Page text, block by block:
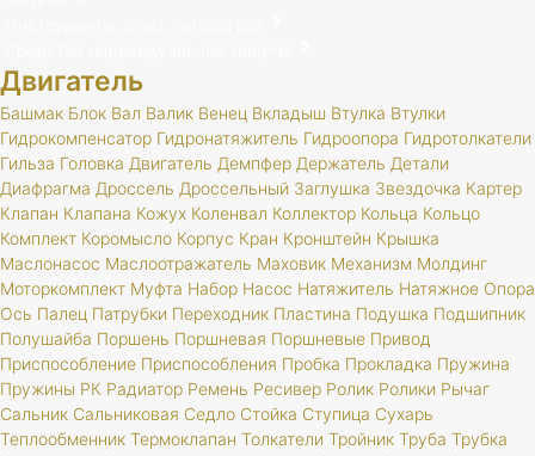
Двигатель
Башмак Блок Вал Валик Венец Вкладыш Втулка Втулки
Гидрокомпенсатор Гидронатяжитель Гидроопора Гидротолкатели
Гильза Головка Двигатель Демпфер Держатель Детали
Диафрагма Дроссель Дроссельный Заглушка Звездочка Картер
Клапан Клапана Кожух Коленвал Коллектор Кольца Кольцо
Комплект Коромысло Корпус Кран Кронштейн Крышка
Маслонасос Маслоотражатель Маховик Механизм Молдинг
Моторкомплект Муфта Набор Насос Натяжитель Натяжное Опора
Ось Палец Патрубки Переходник Пластина Подушка Подшипник
Полушайба Поршень Поршневая Поршневые Привод
Приспособление Приспособления Пробка Прокладка Пружина
Пружины РК Радиатор Ремень Ресивер Ролик Ролики Рычаг
Сальник Сальниковая Седло Стойка Ступица Сухарь
Теплообменник Термоклапан Толкатели Тройник Труба Трубка